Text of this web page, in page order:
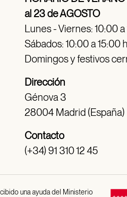
al 23 de AGOSTO
Lunes - Viernes: 10:00 a
Sábados: 10:00 a 15:00 h
Domingos y festivos
Dirección
Génova 3
28004 Madrid (España)
Contacto
(+34) 91 310 12 45
una ayuda del Ministerio